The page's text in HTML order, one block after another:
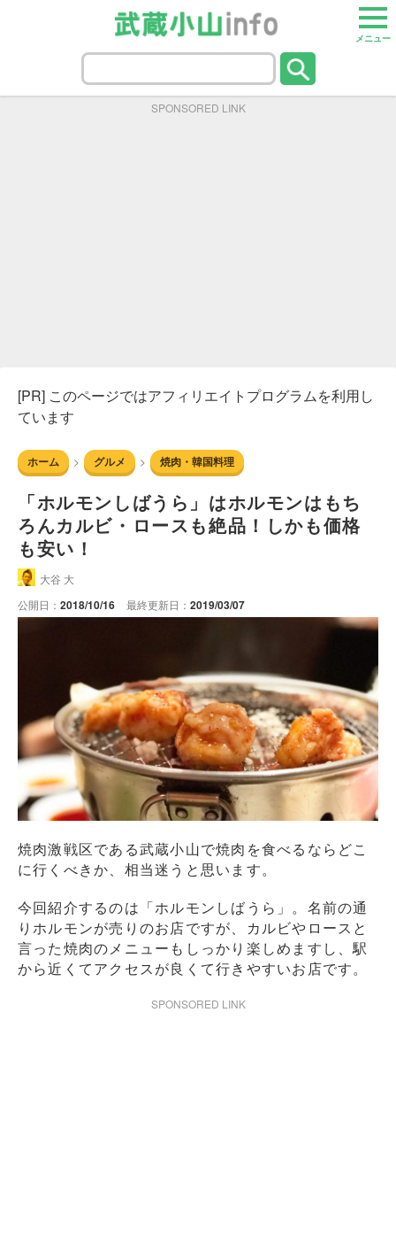
メニュー
SPONSORED LINK
[PR] このページではアフィリエイトプログラムを利用し
ています
ホーム グルメ 焼肉・韓国料理
「ホルモンしばうら」はホルモンはもち
ろんカルビ・ロースも絶品！しかも価格
も安い！
大谷 大
公開日： 2018/10/16 最終更新日： 2019/03/07
焼肉激戦区である武蔵小山で焼肉を食べるならどこ
に行くべきか、相当迷うと思います。
今回紹介するのは「ホルモンしばうら」。名前の通
りホルモンが売りのお店ですが、カルビやロースと
言った焼肉のメニューもしっかり楽しめますし、駅
から近くてアクセスが良くて行きやすいお店です。
SPONSORED LINK